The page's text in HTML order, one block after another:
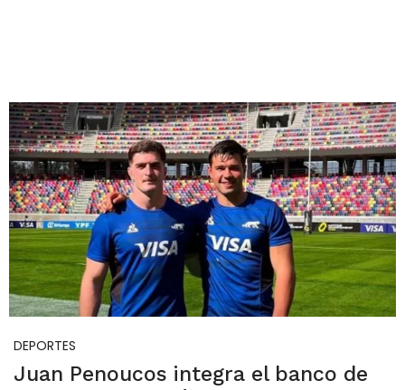
DEPORTES
Juan Penoucos integra el banco de